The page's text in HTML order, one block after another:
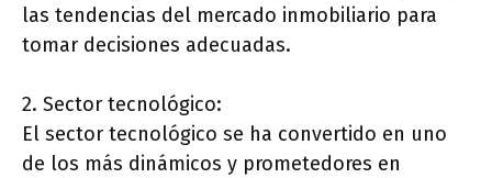
las tendencias del mercado inmobiliario para
tomar decisiones adecuadas.
2. Sector tecnológico:
El sector tecnológico se ha convertido en uno
de los más dinámicos y prometedores en